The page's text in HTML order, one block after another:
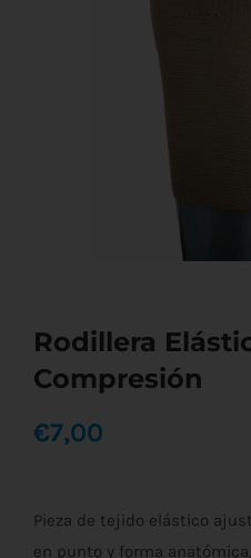
Rodillera
Compresión
€7,00
Pieza de tejido elástico
en punto y forma